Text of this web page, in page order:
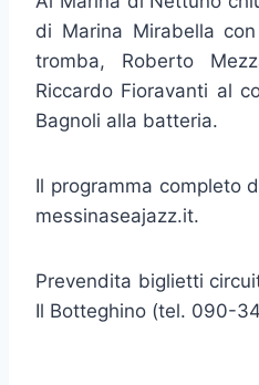
di Marina Mirabella
tromba, Roberto
Riccardo Fioravanti al
Bagnoli alla batteria.
Il programma completo
messinaseajazz.it.
Prevendita biglietti
Il Botteghino (tel. 090-